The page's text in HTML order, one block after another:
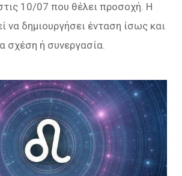
10/07 που θέλει προσοχή. Η
να δημιουργήσει ένταση ίσως και
σχέση ή συνεργασία.